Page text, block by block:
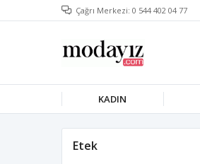
Çağrı Merkezi: 0 544 402 04 77
KADIN
Etek